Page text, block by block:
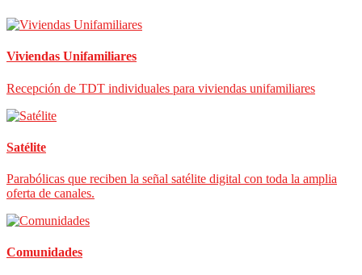
Viviendas Unifamiliares
Recepción de TDT individuales para viviendas unifamiliares
Satélite
Parabólicas que reciben la señal satélite digital con toda la amplia
oferta de canales.
Comunidades